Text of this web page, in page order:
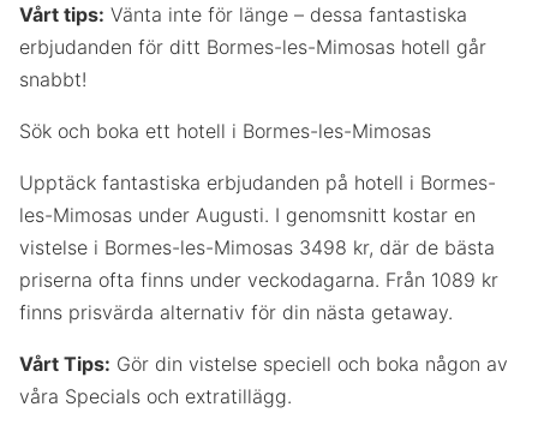
Vårt tips: Vänta inte för länge – dessa fantastiska
erbjudanden för ditt Bormes-les-Mimosas hotell går
snabbt!
Sök och boka ett hotell i Bormes-les-Mimosas
Upptäck fantastiska erbjudanden på hotell i Bormes-
les-Mimosas under Augusti. I genomsnitt kostar en
vistelse i Bormes-les-Mimosas 3498 kr, där de bästa
priserna ofta finns under veckodagarna. Från 1089 kr
finns prisvärda alternativ för din nästa getaway.
Vårt Tips: Gör din vistelse speciell och boka någon av
våra Specials och extratillägg.